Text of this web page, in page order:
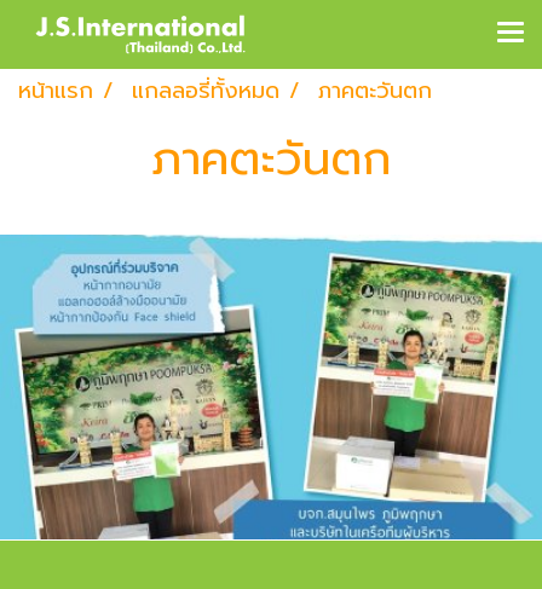
หน้าแรก แกลลอรี่ทั้งหมด ภาคตะวันตก
ภาคตะวันตก